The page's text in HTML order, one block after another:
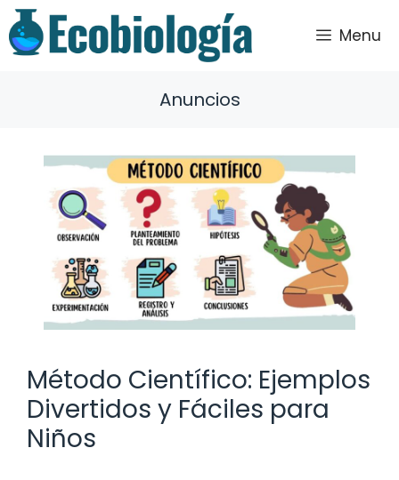
Saltar
al
contenido
Menu
Anuncios
Método Científico: Ejemplos
Divertidos y Fáciles para
Niños